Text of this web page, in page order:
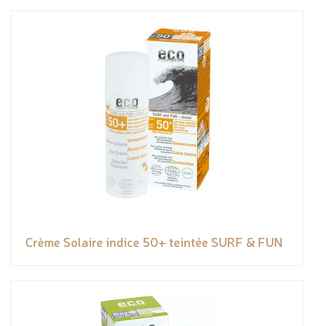
Crème Solaire indice 50+ teintée SURF & FUN